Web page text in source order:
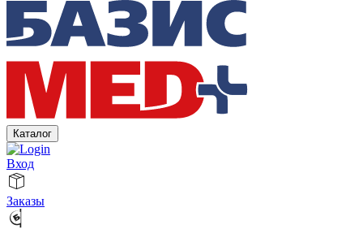
Каталог
Вход
Заказы